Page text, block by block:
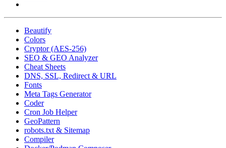
Beautify
Colors
Cryptor (AES-256)
SEO & GEO Analyzer
Cheat Sheets
DNS, SSL, Redirect & URL
Fonts
Meta Tags Generator
Coder
Cron Job Helper
GeoPattern
robots.txt & Sitemap
Compiler